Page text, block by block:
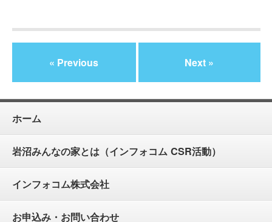
« Previous Next »
ホーム
岩沼みんなの家とは（インフォコム CSR活動）
インフォコム株式会社
お申込み・お問い合わせ